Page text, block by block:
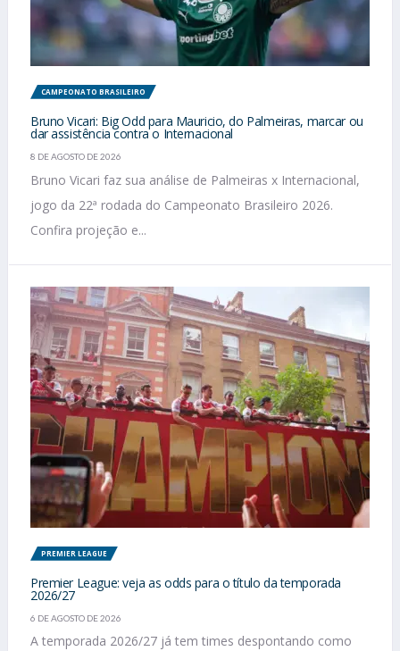
CAMPEONATO BRASILEIRO
Bruno Vicari: Big Odd para Mauricio, do Palmeiras, marcar ou
dar assistência contra o Internacional
8 DE AGOSTO DE 2026
Bruno Vicari faz sua análise de Palmeiras x Internacional,
jogo da 22ª rodada do Campeonato Brasileiro 2026.
Confira projeção e...
PREMIER LEAGUE
Premier League: veja as odds para o título da temporada
2026/27
6 DE AGOSTO DE 2026
A temporada 2026/27 já tem times despontando como